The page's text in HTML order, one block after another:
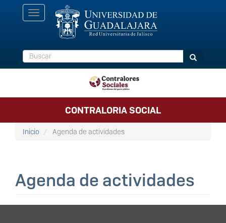
Toggle
navigation
Buscar Buscar
CONTRALORIA SOCIAL
Inicio Agenda de actividades
Agenda de actividades